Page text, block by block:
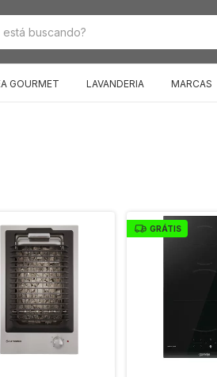
GOURMET LAVANDERIA MARCAS
GRÁTIS